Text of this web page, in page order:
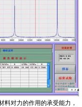
料对力的作用的承受能力，